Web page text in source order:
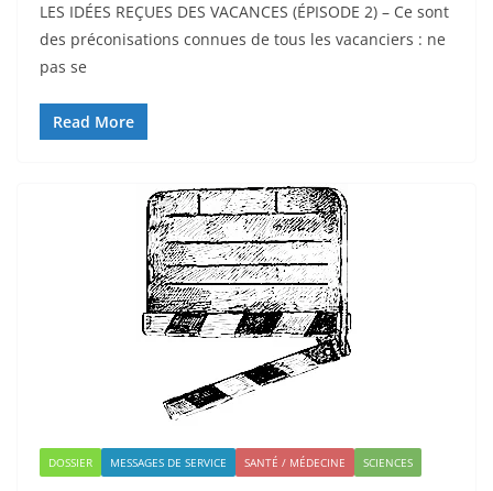
LES IDÉES REÇUES DES VACANCES (ÉPISODE 2) – Ce sont
des préconisations connues de tous les vacanciers : ne
pas se
Read More
DOSSIER MESSAGES DE SERVICE SANTÉ / MÉDECINE SCIENCES